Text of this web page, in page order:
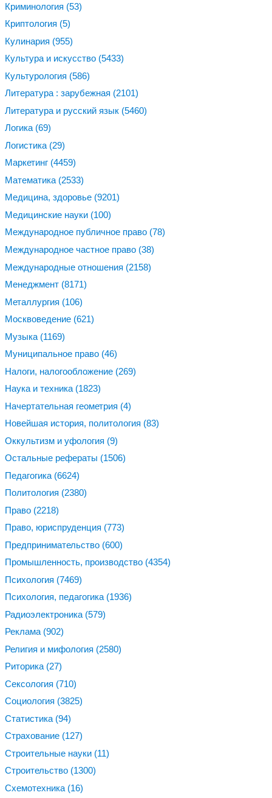
Криминология (53)
Криптология (5)
Кулинария (955)
Культура и искусство (5433)
Культурология (586)
Литература : зарубежная (2101)
Литература и русский язык (5460)
Логика (69)
Логистика (29)
Маркетинг (4459)
Математика (2533)
Медицина, здоровье (9201)
Медицинские науки (100)
Международное публичное право (78)
Международное частное право (38)
Международные отношения (2158)
Менеджмент (8171)
Металлургия (106)
Москвоведение (621)
Музыка (1169)
Муниципальное право (46)
Налоги, налогообложение (269)
Наука и техника (1823)
Начертательная геометрия (4)
Новейшая история, политология (83)
Оккультизм и уфология (9)
Остальные рефераты (1506)
Педагогика (6624)
Политология (2380)
Право (2218)
Право, юриспруденция (773)
Предпринимательство (600)
Промышленность, производство (4354)
Психология (7469)
Психология, педагогика (1936)
Радиоэлектроника (579)
Реклама (902)
Религия и мифология (2580)
Риторика (27)
Сексология (710)
Социология (3825)
Статистика (94)
Страхование (127)
Строительные науки (11)
Строительство (1300)
Схемотехника (16)